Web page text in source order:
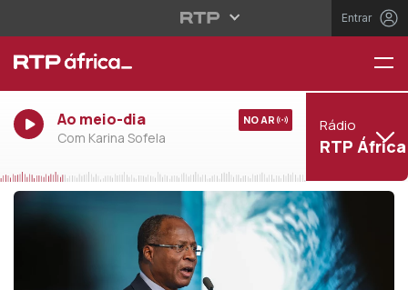
Entrar
Ao meio-dia
Com Karina Sofela
NO AR Rádio
RTP África